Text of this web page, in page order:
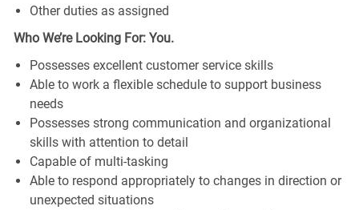
Other duties as assigned
Who We’re Looking For: You.
Possesses excellent customer service skills
Able to work a flexible schedule to support business
needs
Possesses strong communication and organizational
skills with attention to detail
Capable of multi-tasking
Able to respond appropriately to changes in direction or
unexpected situations